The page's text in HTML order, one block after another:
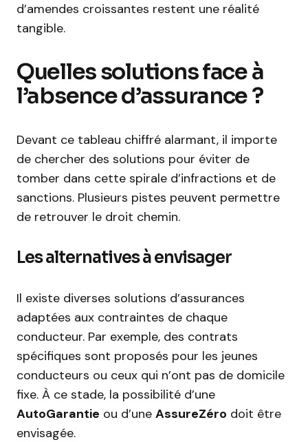
d’amendes croissantes restent une réalité
tangible.
Quelles solutions face à
l’absence d’assurance ?
Devant ce tableau chiffré alarmant, il importe
de chercher des solutions pour éviter de
tomber dans cette spirale d’infractions et de
sanctions. Plusieurs pistes peuvent permettre
de retrouver le droit chemin.
Les alternatives à envisager
Il existe diverses solutions d’assurances
adaptées aux contraintes de chaque
conducteur. Par exemple, des contrats
spécifiques sont proposés pour les jeunes
conducteurs ou ceux qui n’ont pas de domicile
fixe. À ce stade, la possibilité d’une
AutoGarantie ou d’une AssureZéro doit être
envisagée.